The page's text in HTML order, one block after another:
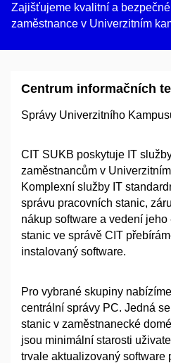
Zajišťujeme kvalitní a
zaměstnance v Univerzitním
Centrum informačních
Správy Univerzitního
CIT SUKB poskytuje IT
zaměstnancům v
Komplexní služby IT
správu pracovních stanic,
nákup software a vedení
stanic ve správě CIT
instalovaný software.
Pro vybrané skupiny
centrální správy PC. Jedná
stanic v zaměstnanecké
jsou minimální starosti
trvale aktualizovaný software